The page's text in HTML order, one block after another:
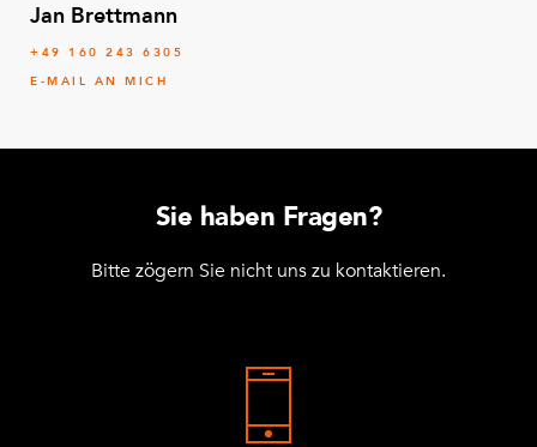
Jan Brettmann
+49 160 243 6305
E-MAIL AN MICH
Sie haben Fragen?
Bitte zögern Sie nicht uns zu kontaktieren.